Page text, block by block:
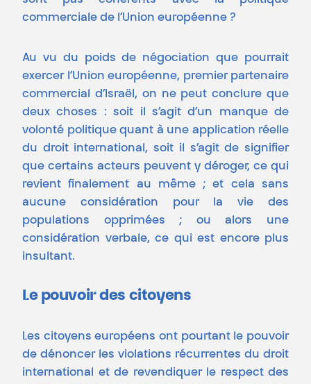
commerciale de l’Union européenne ?
Au vu du poids de négociation que pourrait
exercer l’Union européenne, premier partenaire
commercial d’Israël, on ne peut conclure que
deux choses : soit il s’agit d’un manque de
volonté politique quant à une application réelle
du droit international, soit il s’agit de signifier
que certains acteurs peuvent y déroger, ce qui
revient finalement au même ; et cela sans
aucune considération pour la vie des
populations opprimées ; ou alors une
considération verbale, ce qui est encore plus
insultant.
Le pouvoir des citoyens
Les citoyens européens ont pourtant le pouvoir
de dénoncer les violations récurrentes du droit
international et de revendiquer le respect des